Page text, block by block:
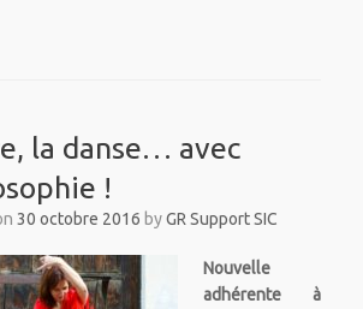
la danse… avec
!
30 octobre 2016 byGR Support SIC
Nouvelle
adhérente à